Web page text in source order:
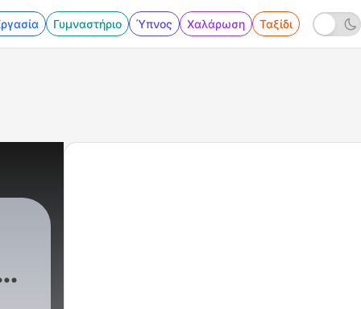
Γυμναστήριο Ύπνος Χαλάρωση Ταξίδι